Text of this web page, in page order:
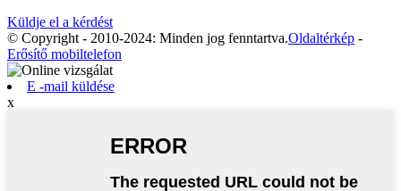
Küldje el a kérdést
© Copyright - 2010-2024: Minden jog fenntartva.Oldaltérkép -
Erősítő mobiltelefon
E -mail küldése
x